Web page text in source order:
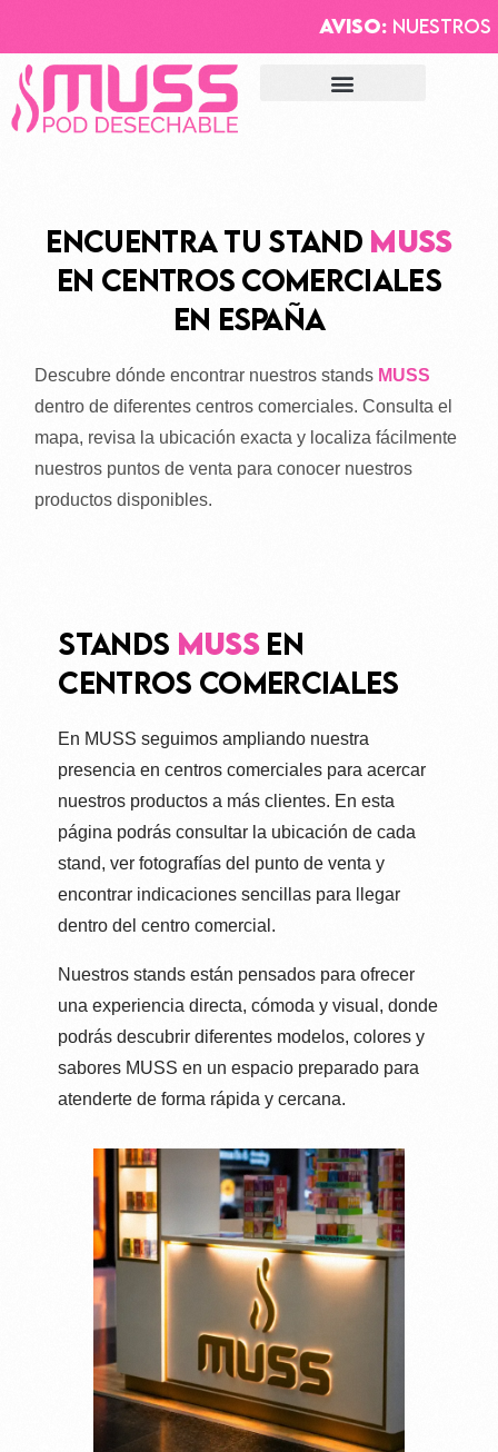
AVISO:Nuestros
Encuentra tu stand MUSS
en centros comerciales
en España
Descubre dónde encontrar nuestros stands MUSS
dentro de diferentes centros comerciales. Consulta el
mapa, revisa la ubicación exacta y localiza fácilmente
nuestros puntos de venta para conocer nuestros
productos disponibles.
¿Quieres ser distribuidor de vapers en España? MUSS
es una marca de vapers en contínuo crecimiento que
busca distribuidores para expandir su presencia en el
mercado español.
Accede a un catálogo de productos con alta rotación,
venta.
Stands MUSSen
centros comerciales
En MUSS seguimos ampliando nuestra
presencia en centros comerciales para acercar
nuestros productos a más clientes. En esta
página podrás consultar la ubicación de cada
stand, ver fotografías del punto de venta y
encontrar indicaciones sencillas para llegar
dentro del centro comercial.
Nuestros stands están pensados para ofrecer
una experiencia directa, cómoda y visual, donde
podrás descubrir diferentes modelos, colores y
sabores MUSS en un espacio preparado para
atenderte de forma rápida y cercana.